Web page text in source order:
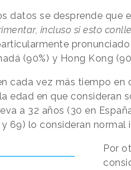
datos se desprende que
incluso si esto
pronunciado
(90%) y Hong Kong
cada vez más tiempo en
edad en que consideran
a 32 años (30 en
69) lo consideran normal
Por